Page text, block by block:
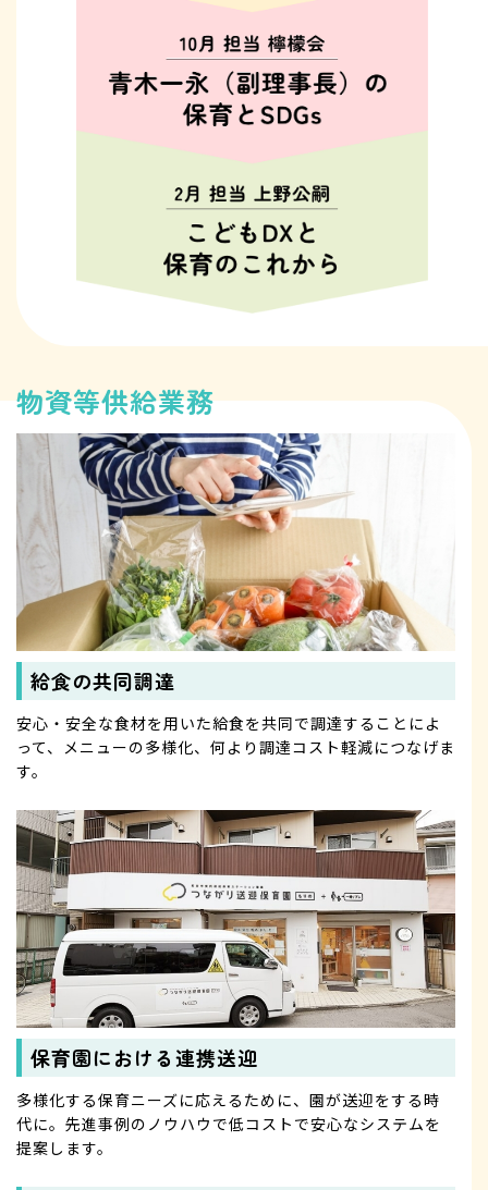
物資等供給業務
給食の共同調達
安心・安全な食材を用いた給食を共同で調達することによ
って、メニューの多様化、何より調達コスト軽減につなげま
す。
保育園における連携送迎
多様化する保育ニーズに応えるために、園が送迎をする時
代に。先進事例のノウハウで低コストで安心なシステムを
提案します。